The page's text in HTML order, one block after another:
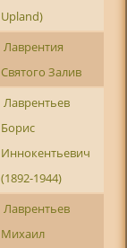
Upland)
Лаврентия
Святого Залив
Лаврентьев
Борис
Иннокентьевич
(1892-1944)
Лаврентьев
Михаил